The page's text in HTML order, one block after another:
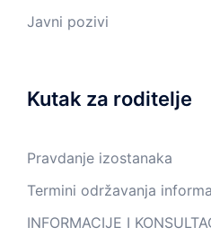
Javni pozivi
Kutak za roditelje
Pravdanje izostanaka
Termini održavanja
INFORMACIJE I